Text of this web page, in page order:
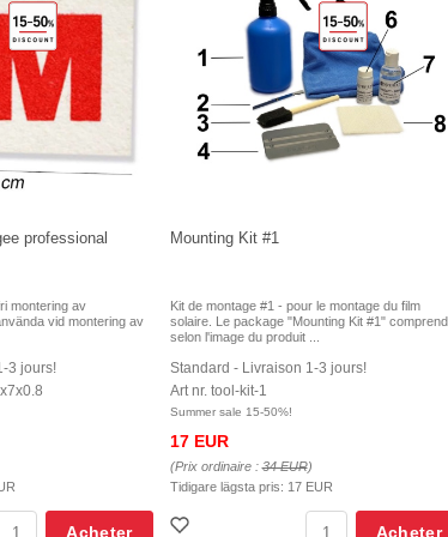
professional
montering av
vid montering av
3 jours!
Acheter
Mounting Kit #1
Kit de montage #1 - pour le montage du film
solaire. Le package "Mounting Kit #1" comprend
selon l'image du produit ...
Standard - Livraison 1-3 jours!
Art nr. tool-kit-1
Summer sale 15-50%!
17 EUR
(Prix ordinaire :34 EUR)
Tidigare lägsta pris: 17 EUR
Acheter